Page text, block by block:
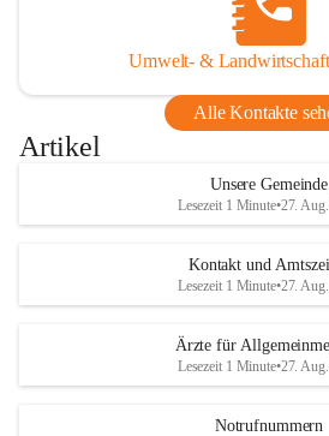
Umwelt- &
Alle Kontakte
Artikel
Unsere Gemeinde
Lesezeit 1 Minute•27.
Kontakt und
Lesezeit 1 Minute•27.
Ärzte für
Lesezeit 1 Minute•27.
Notrufnummern